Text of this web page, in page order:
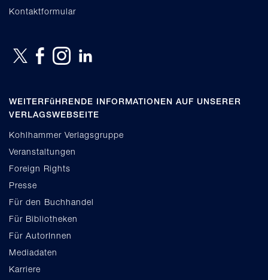
Kontaktformular
WEITERFüHRENDE INFORMATIONEN AUF UNSERER
VERLAGSWEBSEITE
Kohlhammer Verlagsgruppe
Veranstaltungen
Foreign Rights
Presse
Für den Buchhandel
Für Bibliotheken
Für AutorInnen
Mediadaten
Karriere